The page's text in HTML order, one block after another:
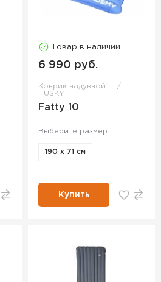
Товар в наличии
6 990 руб.
Коврик надувной
HUSKY
Fatty 10
Выберите размер:
190 x 71 см
Купить